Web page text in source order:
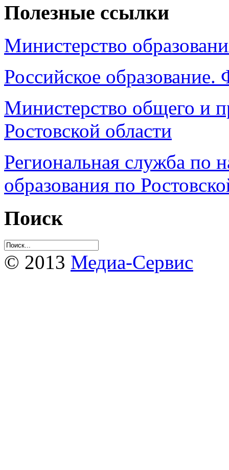
Полезные ссылки
Министерство
Российское
Министерство общего и
Ростовской области
Региональная служба по
образования по
Поиск
© 2013 Медиа-Сервис